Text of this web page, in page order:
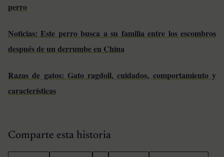
perro
Noticias: Este perro busca a su familia entre los escombros
después de un derrumbe en China
Razas de gatos: Gato ragdoll, cuidados, comportamiento y
características
Comparte esta historia